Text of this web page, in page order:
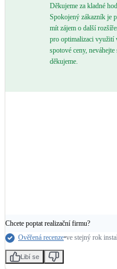
Pouze velké
Novostavby
Stínicí
LED
Vnitřní i
Děkujeme za kladné
Spokojený zákazník je
mít zájem o další
pro optimalizaci využití
spotové ceny,
děkujeme.
Chcete poptat realizační firmu?
Ověřená recenze•ve stejný rok
Libí se